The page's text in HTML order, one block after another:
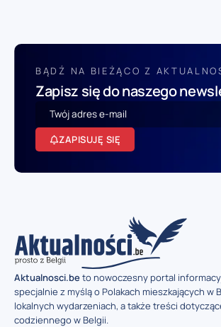
BĄDŹ NA BIEŻĄCO Z
Zapisz się do naszego
ZAPISUJĘ SIĘ
Aktualnosci.beto nowoczesny portal
specjalnie z myślą o Polakach mieszkających w
lokalnych wydarzeniach, a także treści
codziennego w Belgii.